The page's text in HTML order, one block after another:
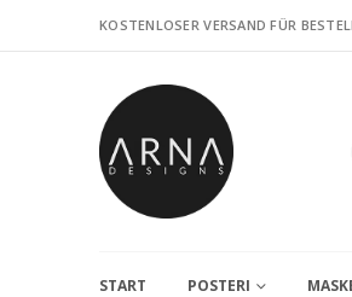
KOSTENLOSER VERSAND FÜR
START POSTERI